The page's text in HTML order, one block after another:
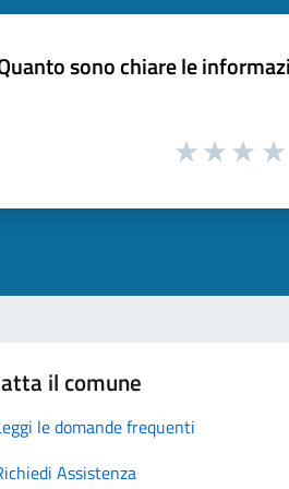
sono chiare le
il comune
le domande frequenti
Assistenza